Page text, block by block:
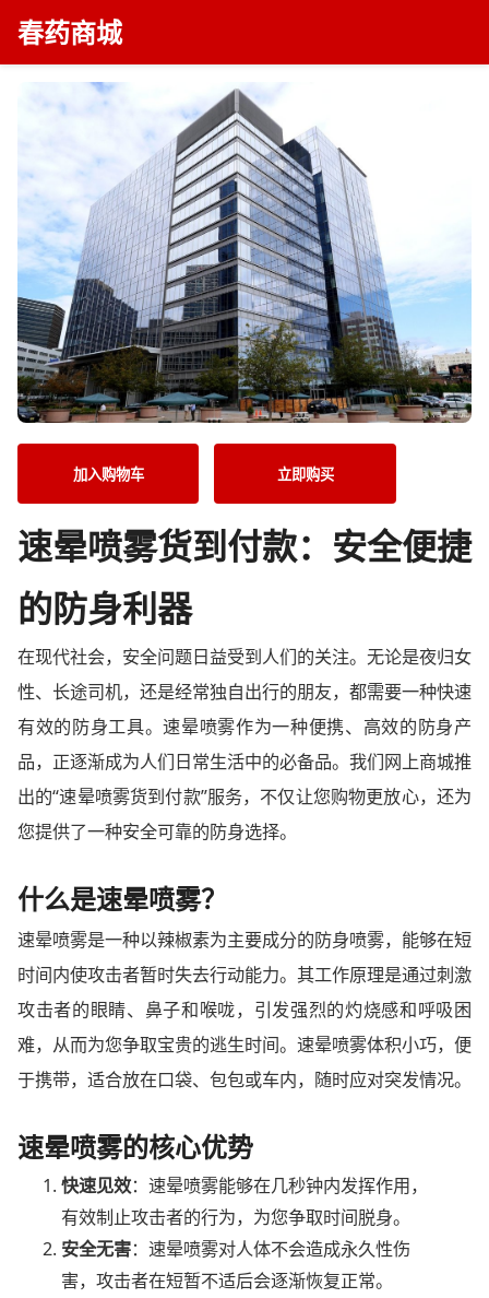
春药商城
加入购物车 立即购买
速晕喷雾货到付款：安全便捷
的防身利器
在现代社会，安全问题日益受到人们的关注。无论是夜归女
性、长途司机，还是经常独自出行的朋友，都需要一种快速
有效的防身工具。速晕喷雾作为一种便携、高效的防身产
品，正逐渐成为人们日常生活中的必备品。我们网上商城推
出的“速晕喷雾货到付款”服务，不仅让您购物更放心，还为
您提供了一种安全可靠的防身选择。
什么是速晕喷雾？
速晕喷雾是一种以辣椒素为主要成分的防身喷雾，能够在短
时间内使攻击者暂时失去行动能力。其工作原理是通过刺激
攻击者的眼睛、鼻子和喉咙，引发强烈的灼烧感和呼吸困
难，从而为您争取宝贵的逃生时间。速晕喷雾体积小巧，便
于携带，适合放在口袋、包包或车内，随时应对突发情况。
速晕喷雾的核心优势
快速见效：速晕喷雾能够在几秒钟内发挥作用，
有效制止攻击者的行为，为您争取时间脱身。
安全无害：速晕喷雾对人体不会造成永久性伤
害，攻击者在短暂不适后会逐渐恢复正常。